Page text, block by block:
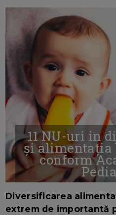
11 NU-uri in
și alimentația
conform
Diversificarea
extrem de importantă